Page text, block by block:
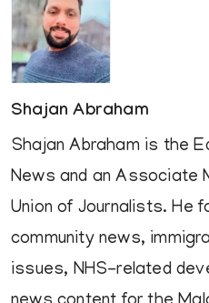
Shajan Abraham
Shajan Abraham is the
News and an Associate
Union of Journalists. He
community news,
issues, NHS-related